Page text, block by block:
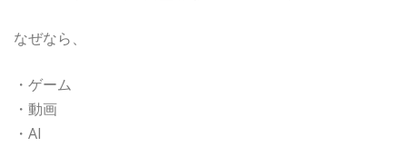
なぜなら、
・ゲーム
・動画
・AI